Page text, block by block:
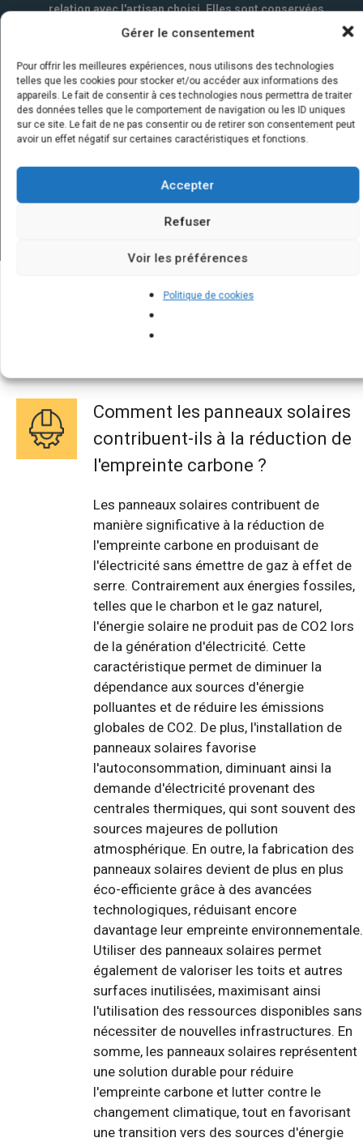
Gérer le consentement
Pour offrir les meilleures expériences, nous utilisons des technologies
telles que les cookies pour stocker et/ou accéder aux informations des
appareils. Le fait de consentir à ces technologies nous permettra de traiter
des données telles que le comportement de navigation ou les ID uniques
sur ce site. Le fait de ne pas consentir ou de retirer son consentement peut
avoir un effet négatif sur certaines caractéristiques et fonctions.
Accepter
Refuser
Voir les préférences
Politique de cookies
relation avec l'artisan choisi. Elles sont conservées
un an par la société Marketizi SAS et destinées au
service commercial.*
Quelques infos sur nos centrales
solaires : questions et réponses
Comment les panneaux solaires
contribuent-ils à la réduction de
l'empreinte carbone ?
Les panneaux solaires contribuent de
manière significative à la réduction de
l'empreinte carbone en produisant de
l'électricité sans émettre de gaz à effet de
serre. Contrairement aux énergies fossiles,
telles que le charbon et le gaz naturel,
l'énergie solaire ne produit pas de CO2 lors
de la génération d'électricité. Cette
caractéristique permet de diminuer la
dépendance aux sources d'énergie
polluantes et de réduire les émissions
globales de CO2. De plus, l'installation de
panneaux solaires favorise
l'autoconsommation, diminuant ainsi la
demande d'électricité provenant des
centrales thermiques, qui sont souvent des
sources majeures de pollution
atmosphérique. En outre, la fabrication des
panneaux solaires devient de plus en plus
éco-efficiente grâce à des avancées
technologiques, réduisant encore
davantage leur empreinte environnementale.
Utiliser des panneaux solaires permet
également de valoriser les toits et autres
surfaces inutilisées, maximisant ainsi
l'utilisation des ressources disponibles sans
nécessiter de nouvelles infrastructures. En
somme, les panneaux solaires représentent
une solution durable pour réduire
l'empreinte carbone et lutter contre le
changement climatique, tout en favorisant
une transition vers des sources d'énergie